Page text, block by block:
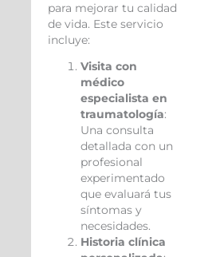
para mejorar tu calidad
de vida. Este servicio
incluye:
Visita con
médico
especialista en
traumatología:
Una consulta
detallada con un
profesional
experimentado
que evaluará tus
síntomas y
necesidades.
Historia clínica